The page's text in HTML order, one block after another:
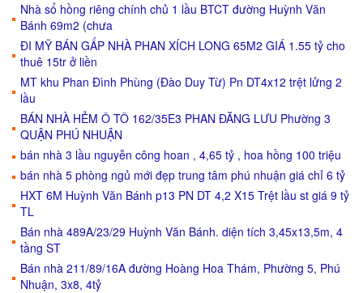
Nhà sổ hồng riêng chính chủ 1 lầu BTCT đường Huỳnh Văn
Bánh 69m2 (chưa
ĐI MỸ BÁN GẤP NHÀ PHAN XÍCH LONG 65M2 GIÁ 1.55 tỷ cho
thuê 15tr ở liền
MT khu Phan Đình Phùng (Đào Duy Từ) Pn DT4x12 trệt lửng 2
lầu
BÁN NHÀ HẺM Ô TÔ 162/35E3 PHAN ĐĂNG LƯU Phường 3
QUẬN PHÚ NHUẬN
bán nhà 3 lầu nguyễn công hoan , 4,65 tỷ , hoa hồng 100 triệu
bán nhà 5 phòng ngủ mới đẹp trung tâm phú nhuận giá chỉ 6 tỷ
HXT 6M Huỳnh Văn Bánh p13 PN DT 4,2 X15 Trệt lầu st giá 9 tỷ
TL
Bán nhà 489A/23/29 Huỳnh Văn Bánh. diện tích 3,45x13,5m, 4
tầng ST
Bán nhà 211/89/16A đường Hoàng Hoa Thám, Phường 5, Phú
Nhuận, 3x8, 4tỷ